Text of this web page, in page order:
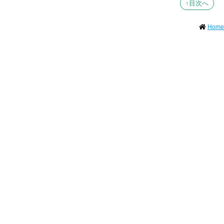
↑目次へ
Home